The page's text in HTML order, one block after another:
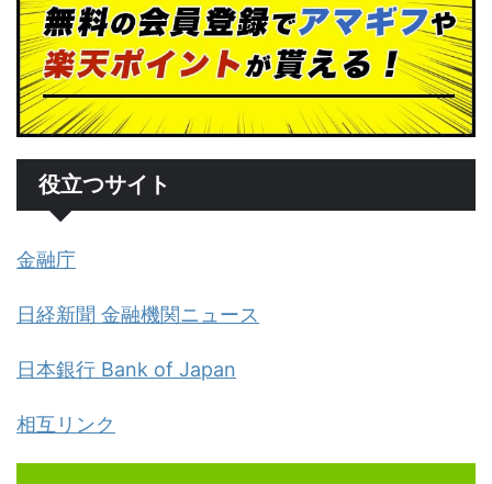
役立つサイト
金融庁
日経新聞 金融機関ニュース
日本銀行 Bank of Japan
相互リンク